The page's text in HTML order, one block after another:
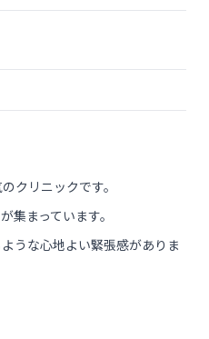
クリニックです。
まっています。
うな心地よい緊張感がありま